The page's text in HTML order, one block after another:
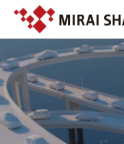
NEWS
TECHNOLOGY
SERVICE